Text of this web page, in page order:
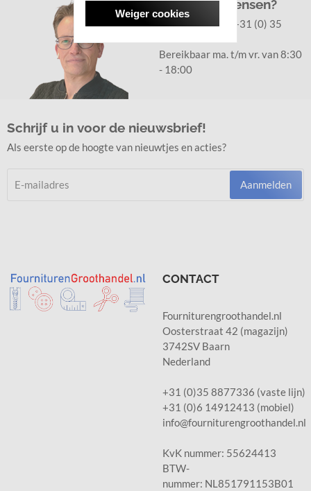
Vragen of wensen?
Klantenservice:
+31 (0) 35
Bereikbaar ma. t/m vr. van 8:30
- 18:00
Schrijf u in voor de nieuwsbrief!
Als eerste op de hoogte van nieuwtjes en acties?
Aanmelden
CONTACT
Fourniturengroothandel.nl
Oosterstraat 42 (magazijn)
3742SV Baarn
Nederland
+31 (0)35 8877336 (vaste lijn)
+31 (0)6 14912413 (mobiel)
info@fourniturengroothandel.nl
KvK nummer: 55624413
BTW-
nummer: NL851791153B01
Weiger cookies